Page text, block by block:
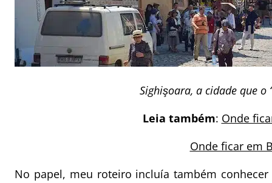
Sighişoara, a cidade que o
Leia também: Onde
Onde ficar em
No papel, meu roteiro incluía também